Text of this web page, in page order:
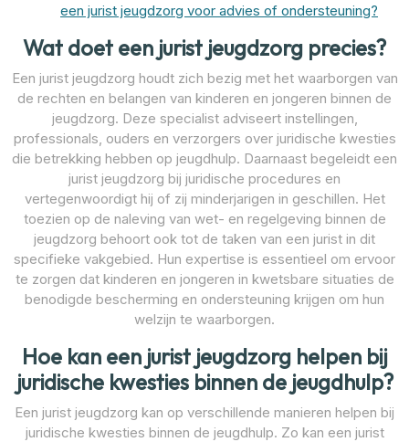
een jurist jeugdzorg voor advies of ondersteuning?
Wat doet een jurist jeugdzorg precies?
Een jurist jeugdzorg houdt zich bezig met het waarborgen van
de rechten en belangen van kinderen en jongeren binnen de
jeugdzorg. Deze specialist adviseert instellingen,
professionals, ouders en verzorgers over juridische kwesties
die betrekking hebben op jeugdhulp. Daarnaast begeleidt een
jurist jeugdzorg bij juridische procedures en
vertegenwoordigt hij of zij minderjarigen in geschillen. Het
toezien op de naleving van wet- en regelgeving binnen de
jeugdzorg behoort ook tot de taken van een jurist in dit
specifieke vakgebied. Hun expertise is essentieel om ervoor
te zorgen dat kinderen en jongeren in kwetsbare situaties de
benodigde bescherming en ondersteuning krijgen om hun
welzijn te waarborgen.
Hoe kan een jurist jeugdzorg helpen bij
juridische kwesties binnen de jeugdhulp?
Een jurist jeugdzorg kan op verschillende manieren helpen bij
juridische kwesties binnen de jeugdhulp. Zo kan een jurist